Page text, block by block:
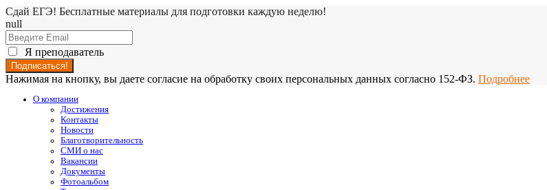
Сдай ЕГЭ! Бесплатные материалы для подготовки каждую неделю!
null
Я преподаватель
Нажимая на кнопку, вы даете согласие на обработку своих персональных данных согласно 152-ФЗ. Подробнее
О компании
Достижения
Контакты
Новости
Благотворительность
СМИ о нас
Вакансии
Документы
Фотоальбом